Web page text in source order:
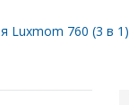
Luxmom 760 (3 в 1)